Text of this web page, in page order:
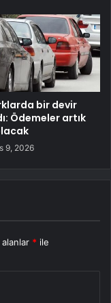
bir devir
Ödemeler artık
9, 2026
* ile